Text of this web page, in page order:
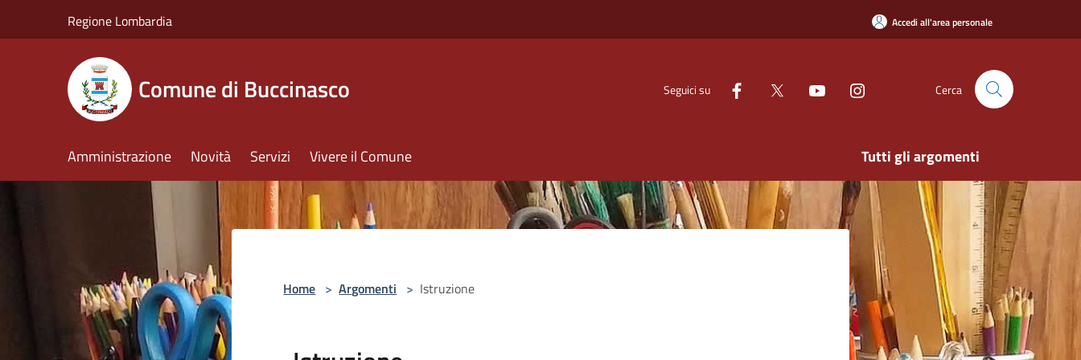
Regione Lombardia Accedi all'area personale
Comune di Buccinasco Seguici su Cerca
Amministrazione Novità Servizi Vivere il Comune Tutti gli argomenti
Home > Argomenti > Istruzione